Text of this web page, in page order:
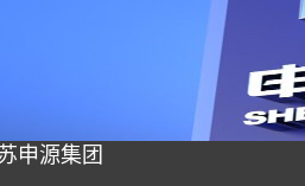
申源集团